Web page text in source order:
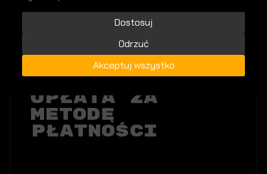
Opłata Za
Metodę
Płatności
Dostosuj
Odrzuć
Akceptuj wszystko